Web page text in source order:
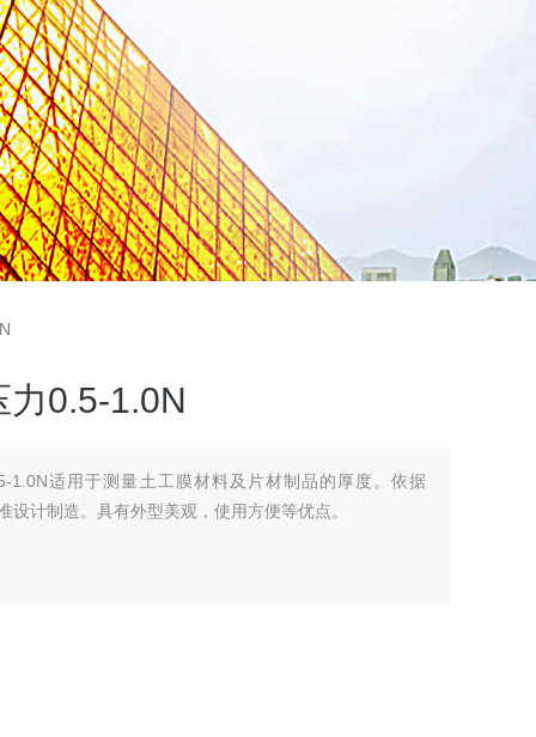
力0.5-1.0N
1.0N适用于测量土工膜材料及片材制品的厚度。依据
计制造。具有外型美观，使用方便等优点。